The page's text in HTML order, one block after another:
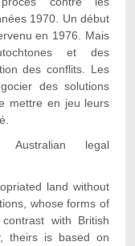
1970. Un début
en 1976. Mais
et des
des conflits. Les
des solutions
mettre en jeu leurs
Australian legal
land without
whose forms of
with British
theirs is based on